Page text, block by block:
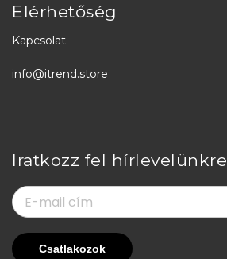
Elérhetőség
Kapcsolat
info@itrend.store
Iratkozz fel hírlevelünkre